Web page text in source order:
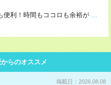
便利！時間もココロも余裕が ...
らのオススメ
掲載日：2026.08.08